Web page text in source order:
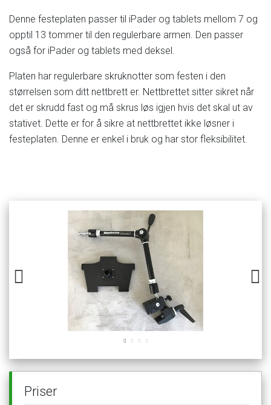
Denne festeplaten passer til iPader og tablets mellom 7 og
opptil 13 tommer til den regulerbare armen. Den passer
også for iPader og tablets med deksel.
Platen har regulerbare skruknotter som festen i den
størrelsen som ditt nettbrett er. Nettbrettet sitter sikret når
det er skrudd fast og må skrus løs igjen hvis det skal ut av
stativet. Dette er for å sikre at nettbrettet ikke løsner i
festeplaten. Denne er enkel i bruk og har stor fleksibilitet.
Priser